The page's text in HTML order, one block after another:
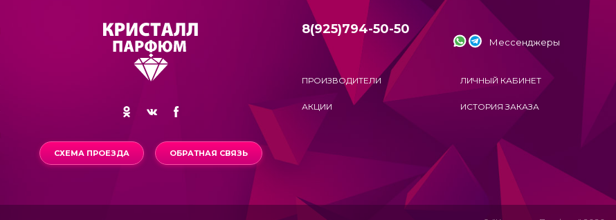
СХЕМА ПРОЕЗДА ОБРАТНАЯ СВЯЗЬ
8(925)794-50-50
Мессенджеры
ПРОИЗВОДИТЕЛИ
АКЦИИ
ЛИЧНЫЙ КАБИНЕТ
ИСТОРИЯ ЗАКАЗА